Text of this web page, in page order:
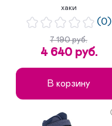
хаки
(0)
7 190 руб.
4 640 руб.
В корзину